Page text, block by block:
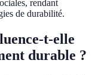
rendant
de durabilité.
t-elle
durable ?